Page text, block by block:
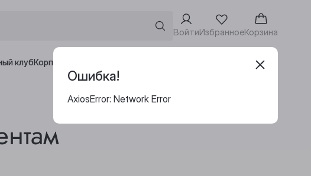
ВойтиИзбранноеКорзина
клубКорпоративным клиентам Адреса винотек
Ошибка!
AxiosError: Network Error